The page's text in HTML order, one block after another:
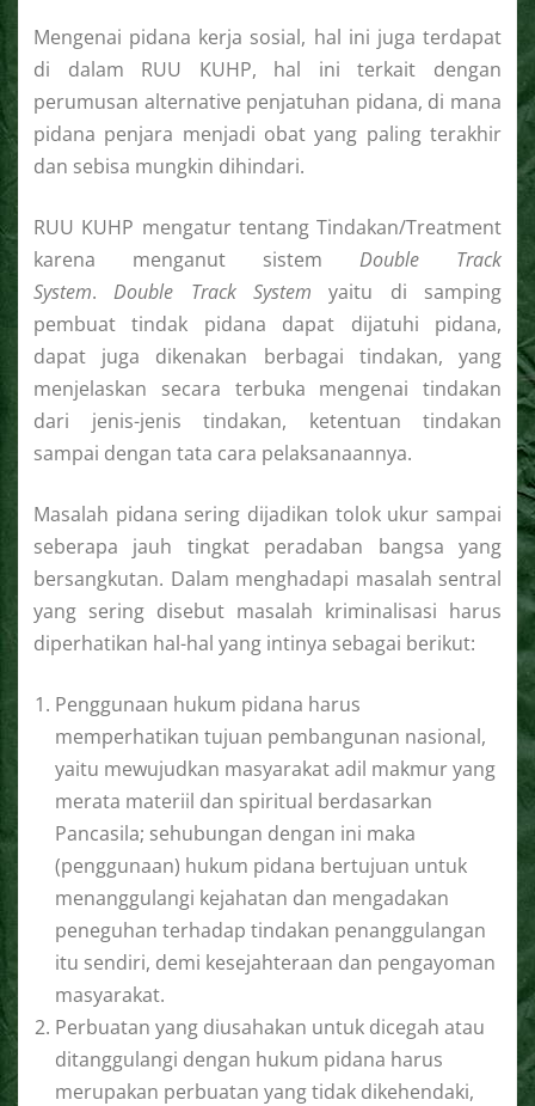
Mengenai pidana kerja sosial, hal ini juga terdapat
di dalam RUU KUHP, hal ini terkait dengan
perumusan alternative penjatuhan pidana, di mana
pidana penjara menjadi obat yang paling terakhir
dan sebisa mungkin dihindari.
RUU KUHP mengatur tentang Tindakan/Treatment
karena menganut sistem Double Track
System.Double Track System yaitu di samping
pembuat tindak pidana dapat dijatuhi pidana,
dapat juga dikenakan berbagai tindakan, yang
menjelaskan secara terbuka mengenai tindakan
dari jenis-jenis tindakan, ketentuan tindakan
sampai dengan tata cara pelaksanaannya.
Masalah pidana sering dijadikan tolok ukur sampai
seberapa jauh tingkat peradaban bangsa yang
bersangkutan. Dalam menghadapi masalah sentral
yang sering disebut masalah kriminalisasi harus
diperhatikan hal-hal yang intinya sebagai berikut:
Penggunaan hukum pidana harus
memperhatikan tujuan pembangunan nasional,
yaitu mewujudkan masyarakat adil makmur yang
merata materiil dan spiritual berdasarkan
Pancasila; sehubungan dengan ini maka
(penggunaan) hukum pidana bertujuan untuk
menanggulangi kejahatan dan mengadakan
peneguhan terhadap tindakan penanggulangan
itu sendiri, demi kesejahteraan dan pengayoman
masyarakat.
Perbuatan yang diusahakan untuk dicegah atau
ditanggulangi dengan hukum pidana harus
merupakan perbuatan yang tidak dikehendaki,